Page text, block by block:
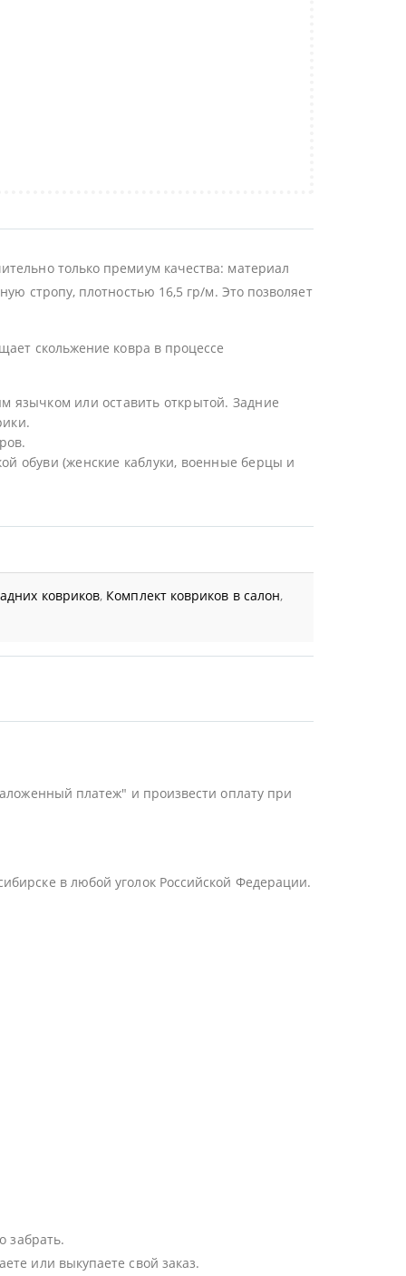
только премиум качества: материал
стропу, плотностью 16,5 гр/м. Это позволяет
скольжение ковра в процессе
язычком или оставить открытой. Задние
обуви (женские каблуки, военные берцы и
ковриков, Комплект ковриков в салон,
платеж" и произвести оплату при
в любой уголок Российской Федерации.
забрать.
или выкупаете свой заказ.